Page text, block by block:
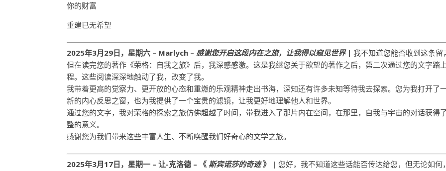
你的财富
重建已无希望
2025年3月29日，星期六 – Marlych –感谢您开启这段内在之旅，让我得以窥见世界 |我不知道您能否收到这条留
但在读完您的著作《荣格：自我之旅》后，我深感感激。这是我继您关于欲望的著作之后，第二次通过您的文字踏
程。这些阅读深深地触动了我，改变了我。
我带着更高的觉察力、更开放的心态和重燃的乐观精神走出书海，深知还有许多未知等待我去探索。您为我打开了
新的内心反思之窗，也为我提供了一个宝贵的滤镜，让我更好地理解他人和世界。
通过您的文字，我对荣格的探索之旅仿佛超越了时间，带我进入了那片内在空间，在那里，自我与宇宙的对话获得
整的意义。
感谢您为我们带来这些丰富人生、不断唤醒我们好奇心的文学之旅。
2025年3月17日，星期一 – 让-克洛德 – 《 斯宾诺莎的奇迹》 |您好，我不知道这些话能否传达给您，但无论如何